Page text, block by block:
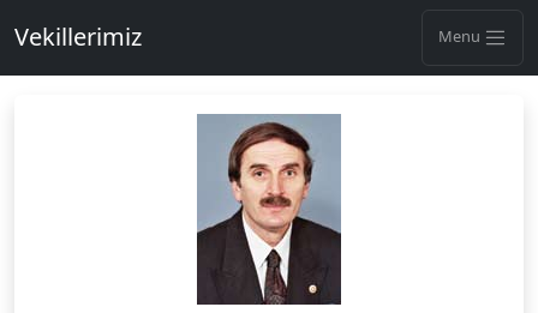
Vekillerimiz Menu